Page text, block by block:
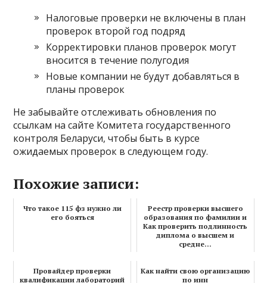
Налоговые проверки не включены в план
проверок второй год подряд
Корректировки планов проверок могут
вносится в течение полугодия
Новые компании не будут добавляться в
планы проверок
Не забывайте отслеживать обновления по
ссылкам на сайте Комитета государственного
контроля Беларуси, чтобы быть в курсе
ожидаемых проверок в следующем году.
Похожие записи:
Что такое 115 фз нужно ли
его бояться
Реестр проверки высшего
образования по фамилии и
Как проверить подлинность
диплома о высшем и
средне...
Провайдер проверки
квалификации лабораторий
Как найти свою организацию
по инн